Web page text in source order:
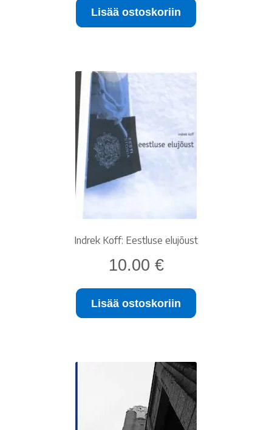
10.00 €.
Lisää ostoskoriin
Indrek Koff: Eestluse elujõust
10.00 €
Lisää ostoskoriin